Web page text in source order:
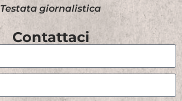
Testata giornalistica
Contattaci